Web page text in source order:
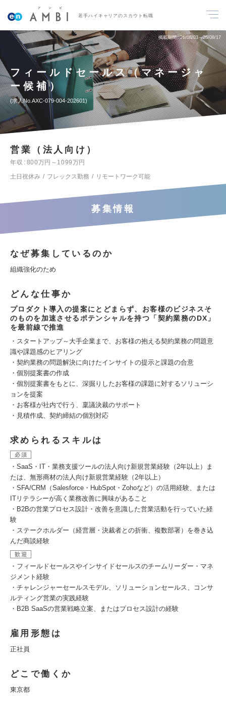
若手ハイキャリアのスカウト転職
掲載期間 26/08/03～26/08/17
フィールドセールス（マネージャ
ー候補）
求人No.AXC-079-004-202601
営業（法人向け）
年収
800万円～1099万円
土日祝休み
フレックス勤務 リモートワーク可能
募集情報
なぜ募集しているのか
組織強化のため
どんな仕事か
プロダクト導入の提案にとどまらず、お客様のビジネスそ
のものを加速させるポテンシャルを持つ「契約業務のDX」
を最前線で推進
・スタートアップ～大手企業まで、お客様の抱える契約業務の問題意
識や課題感のヒアリング
・契約業務の問題解決に向けたインサイトの提示と課題の合意
・個別提案書の作成
・個別提案書をもとに、深掘りしたお客様の課題に対するソリューシ
ョンを提案
・お客様が社内で行う、稟議決裁のサポート
・見積作成、契約締結の個別対応
求められるスキルは
必須
・SaaS・IT・業務支援ツールの法人向け新規営業経験（2年以上）ま
たは、無形商材の法人向け新規営業経験（2年以上）
・SFA/CRM（Salesforce・HubSpot・Zohoなど）の活用経験、または
ITリテラシーが高く業務改善に興味があること
・B2Bの営業プロセス設計・改善を意識した営業活動を行っていた経
験
・ステークホルダー（経営層・決裁者との折衝、複数部署）を巻き込
んだ商談経験
歓迎
・フィールドセールスやインサイドセールスのチームリーダー・マネ
ジメント経験
・チャレンジャーセールスモデル、ソリューションセールス、コンサ
ルティング営業の実践経験
・B2B SaaSの営業戦略立案、またはプロセス設計の経験
雇用形態は
正社員
どこで働くか
東京都